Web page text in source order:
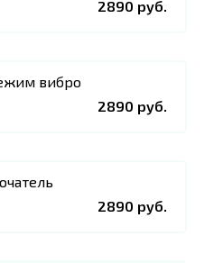
2890 руб.
вибро
2890 руб.
2890 руб.